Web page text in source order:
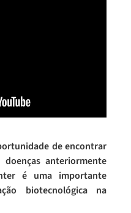
de encontrar
anteriormente
é uma importante
biotecnológica na